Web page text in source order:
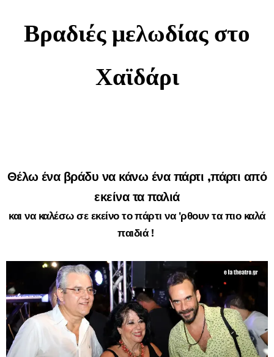
Βραδιές μελωδίας στο
Χαϊδάρι
Θέλω ένα βράδυ να κάνω ένα πάρτι ,πάρτι από
εκείνα τα παλιά
και να καλέσω σε εκείνο το πάρτι να 'ρθουν τα πιο καλά
παιδιά !